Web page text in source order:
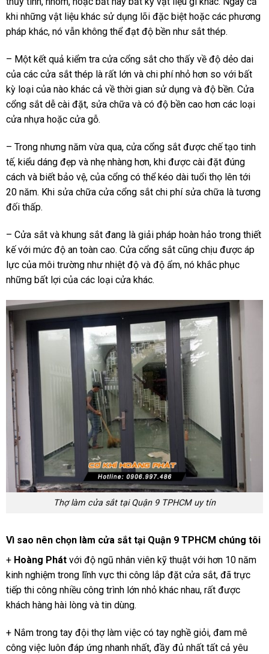
khi những vật liệu khác sử dụng lõi đặc biệt hoặc các phương
pháp khác, nó vẫn không thể đạt độ bền như sắt thép.
– Một kết quả kiểm tra cửa cổng sắt cho thấy về độ dẻo dai
của các cửa sắt thép là rất lớn và chi phí nhỏ hơn so với bất
kỳ loại của nào khác cả về thời gian sử dụng và độ bền. Cửa
cổng sắt dễ cài đặt, sửa chữa và có độ bền cao hơn các loại
cửa nhựa hoặc cửa gỗ.
– Trong nhưng năm vừa qua, cửa cổng sắt được chế tạo tinh
tế, kiểu dáng đẹp và nhẹ nhàng hơn, khi được cài đặt đúng
cách và biết bảo vệ, của cổng có thể kéo dài tuổi thọ lên tới
20 năm. Khi sửa chữa cửa cổng sắt chi phí sửa chữa là tương
đối thấp.
– Cửa sắt và khung sắt đang là giải pháp hoàn hảo trong thiết
kế với mức độ an toàn cao. Cửa cổng sắt cũng chịu được áp
lực của môi trường như nhiệt độ và độ ẩm, nó khắc phục
những bất lợi của các loại cửa khác.
Thợ làm cửa sắt tại Quận 9 TPHCM uy tín
Vì sao nên chọn làm cửa sắt tại Quận 9 TPHCM chúng tôi
+ Hoàng Phátvới độ ngũ nhân viên kỹ thuật với hơn 10 năm
kinh nghiệm trong lĩnh vực thi công lắp đặt cửa sắt, đã trực
tiếp thi công nhiều công trình lớn nhỏ khác nhau, rất được
khách hàng hài lòng và tin dùng.
+ Nắm trong tay đội thợ làm việc có tay nghề giỏi, đam mê
công việc luôn đáp ứng nhanh nhất, đầy đủ nhất tất cả yêu